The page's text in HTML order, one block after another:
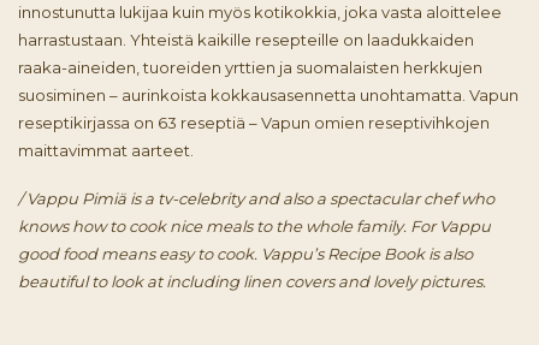
innostunutta lukijaa kuin myös kotikokkia, joka vasta aloittelee
harrastustaan. Yhteistä kaikille resepteille on laadukkaiden
raaka-aineiden, tuoreiden yrttien ja suomalaisten herkkujen
suosiminen – aurinkoista kokkausasennetta unohtamatta. Vapun
reseptikirjassa on 63 reseptiä – Vapun omien reseptivihkojen
maittavimmat aarteet.
/ Vappu Pimiä is a tv-celebrity and also a spectacular chef who
knows how to cook nice meals to the whole family. For Vappu
good food means easy to cook. Vappu’s Recipe Book is also
beautiful to look at including linen covers and lovely pictures.